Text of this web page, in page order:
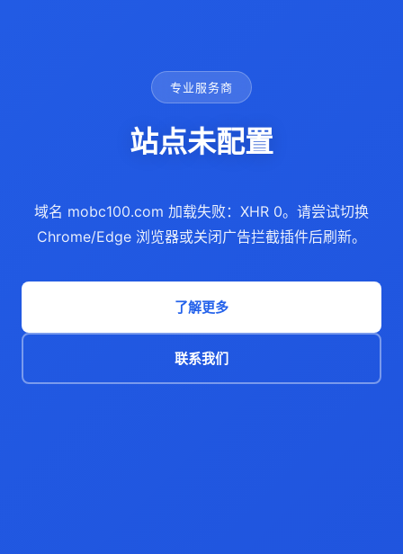
专业服务商
站点未配置
域名 mobc100.com 加载失败：XHR 0。请尝试切换
Chrome/Edge 浏览器或关闭广告拦截插件后刷新。
了解更多
联系我们